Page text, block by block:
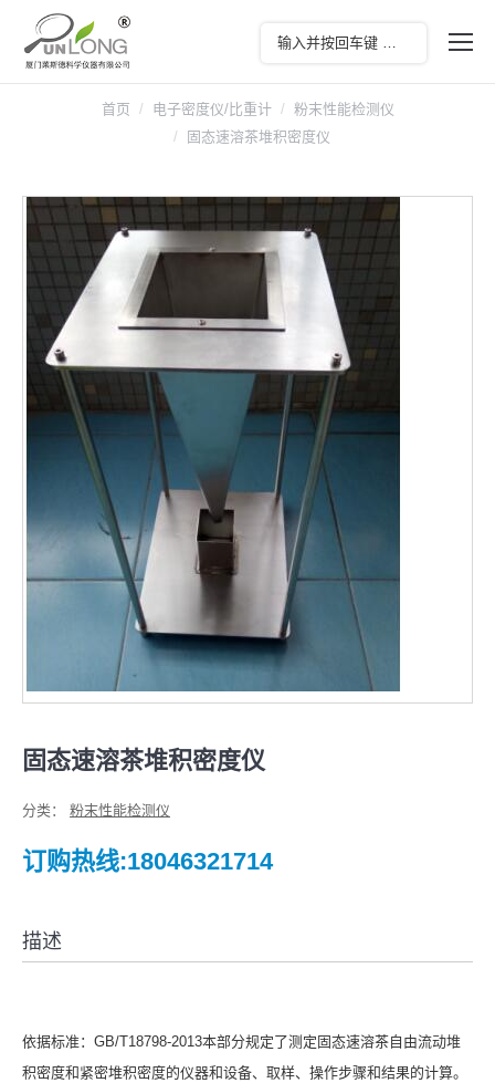
首页 电子密度仪/比重计
粉末性能检测仪
固态速溶茶堆积密度仪
固态速溶茶堆积密度仪
分类： 粉末性能检测仪
订购热线:18046321714
描述
依据标准：GB/T18798-2013本部分规定了测定固态速溶茶自由流动堆
积密度和紧密堆积密度的仪器和设备、取样、操作步骤和结果的计算。